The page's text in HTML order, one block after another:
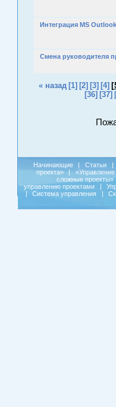
Интеграция MS
Смена руководителя
« назад [1] [2] [3] [4] [
[36] [37]
Начинающие | Статьи |
проекта»
|
сложные проекты»
управлению проектами
|
|
Система управления |